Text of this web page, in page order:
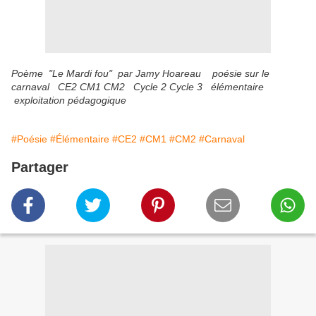
Poème "Le Mardi fou" par Jamy Hoareau poésie sur le
carnaval CE2 CM1 CM2 Cycle 2 Cycle 3 élémentaire
exploitation pédagogique
#Poésie #Élémentaire #CE2 #CM1 #CM2 #Carnaval
Partager